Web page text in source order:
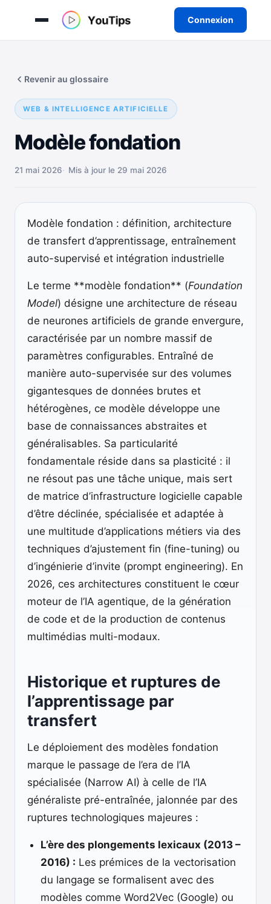
Connexion
contenu
WEB & INTELLIGENCE ARTIFICIELLE
Modèle fondation
Revenir au glossaire
21 mai 2026 Mis à jour le 29 mai 2026
Modèle fondation : définition, architecture
de transfert d’apprentissage, entraînement
auto-supervisé et intégration industrielle
Le terme **modèle fondation** (Foundation
Model) désigne une architecture de réseau
de neurones artificiels de grande envergure,
caractérisée par un nombre massif de
paramètres configurables. Entraîné de
manière auto-supervisée sur des volumes
gigantesques de données brutes et
hétérogènes, ce modèle développe une
base de connaissances abstraites et
généralisables. Sa particularité
fondamentale réside dans sa plasticité : il
ne résout pas une tâche unique, mais sert
de matrice d’infrastructure logicielle capable
d’être déclinée, spécialisée et adaptée à
une multitude d’applications métiers via des
techniques d’ajustement fin (fine-tuning) ou
d’ingénierie d’invite (prompt engineering). En
2026, ces architectures constituent le cœur
moteur de l’IA agentique, de la génération
de code et de la production de contenus
multimédias multi-modaux.
Historique et ruptures de
l’apprentissage par
transfert
Le déploiement des modèles fondation
marque le passage de l’era de l’IA
spécialisée (Narrow AI) à celle de l’IA
généraliste pré-entraînée, jalonnée par des
ruptures technologiques majeures :
L’ère des plongements lexicaux (2013 –
2016) : Les prémices de la vectorisation
du langage se formalisent avec des
modèles comme Word2Vec (Google) ou